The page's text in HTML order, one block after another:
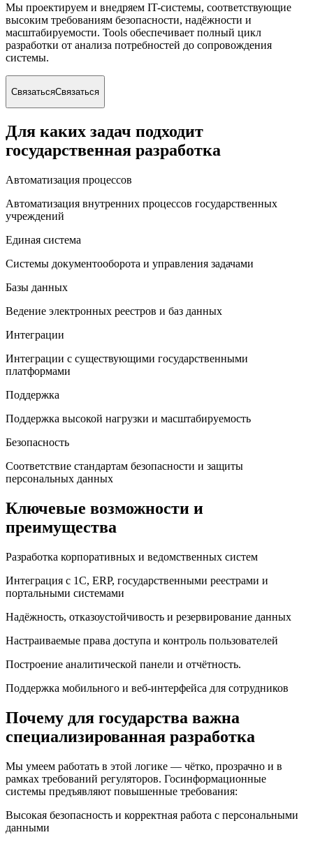
Мы проектируем и внедряем IT-системы, соответствующие
высоким требованиям безопасности, надёжности и
масштабируемости. Tools обеспечивает полный цикл
разработки от анализа потребностей до сопровождения
системы.
СвязатьсяСвязаться
Для каких задач подходит
государственная разработка
Автоматизация процессов
Автоматизация внутренних процессов государственных
учреждений
Единая система
Системы документооборота и управления задачами
Базы данных
Ведение электронных реестров и баз данных
Интеграции
Интеграции с существующими государственными
платформами
Поддержка
Поддержка высокой нагрузки и масштабируемость
Безопасность
Соответствие стандартам безопасности и защиты
персональных данных
Ключевые возможности и
преимущества
Разработка корпоративных и ведомственных систем
Интеграция с 1С, ERP, государственными реестрами и
портальными системами
Надёжность, отказоустойчивость и резервирование данных
Настраиваемые права доступа и контроль пользователей
Построение аналитической панели и отчётность.
Поддержка мобильного и веб-интерфейса для сотрудников
Почему для государства важна
специализированная разработка
Мы умеем работать в этой логике — чётко, прозрачно и в
рамках требований регуляторов. Госинформационные
системы предъявляют повышенные требования:
Высокая безопасность и корректная работа с персональными
данными